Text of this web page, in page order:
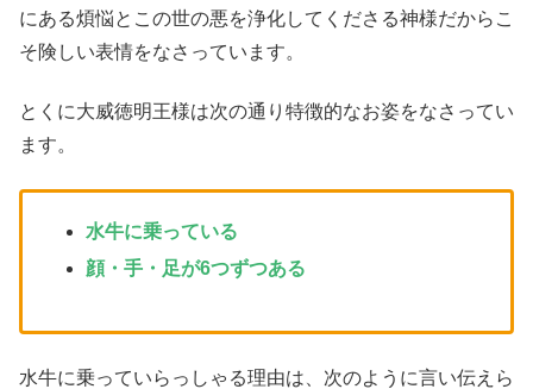
にある煩悩とこの世の悪を浄化してくださる神様だからこ
そ険しい表情をなさっています。
とくに大威徳明王様は次の通り特徴的なお姿をなさってい
ます。
水牛に乗っている
顔・手・足が6つずつある
水牛に乗っていらっしゃる理由は、次のように言い伝えら